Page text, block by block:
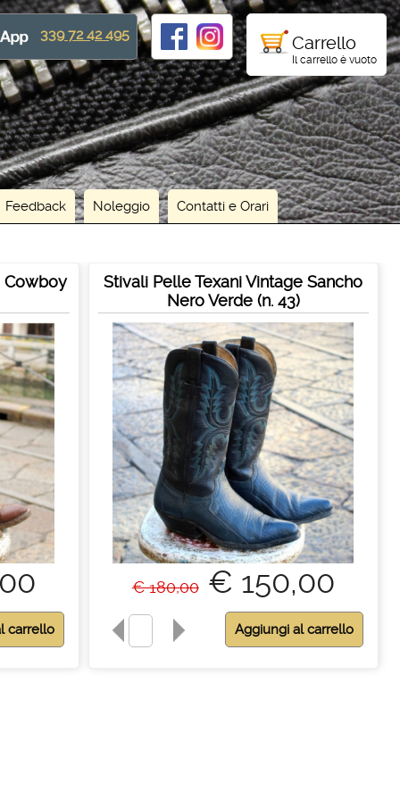
Feedback Noleggio Contatti e Orari
Carrello
Il carrello è vuoto
339 72 42 495
Cowboy
Stivali Pelle Texani Vintage Sancho
Nero Verde (n. 43)
€ 180,00 € 150,00